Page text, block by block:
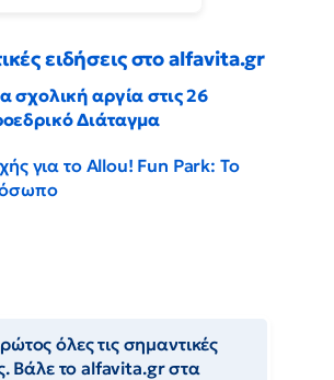
ειδήσεις στο alfavita.gr
σχολική αργία στις 26
Διάταγμα
για το Allou! Fun Park: Το
όλες τις σημαντικές
Βάλε το alfavita.gr στα